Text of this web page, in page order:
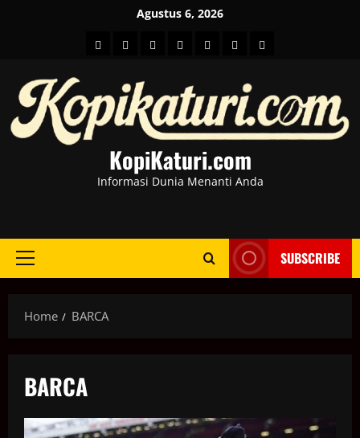
Agustus 6, 2026
HOMEBeritahot
BusinessKesehatan
SportEntertainment
KopiKaturi.com
Informasi Dunia Menanti Anda
Primary
SUBSCRIBE
Home BARCA
BARCA